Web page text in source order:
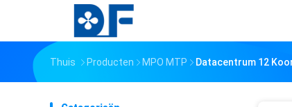
Thuis Producten MPO MTP Datacentrum 12